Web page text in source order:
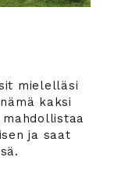
mielelläsi
kaksi
ja saat